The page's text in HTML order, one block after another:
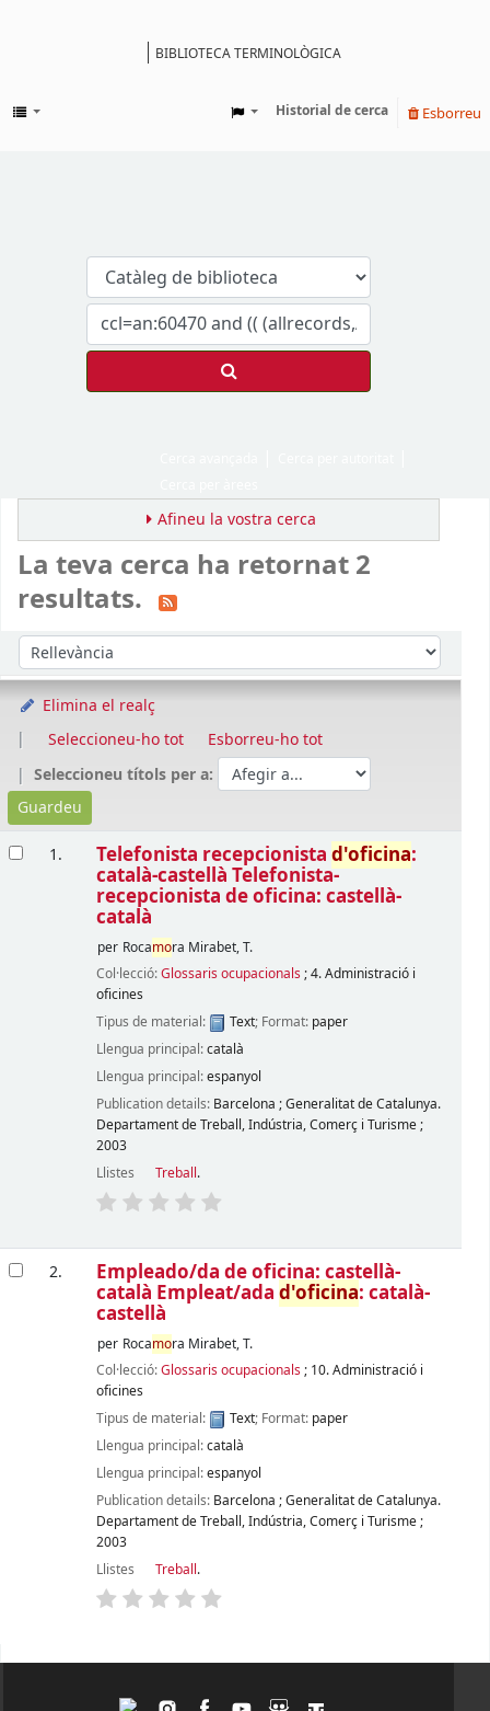
BIBLIOTECA TERMINOLÒGICA
Historial de cerca Esborreu
Afineu la vostra cerca
La teva cerca ha retornat 2
resultats.
Ordeneu per:
Elimina el realç
Seleccioneu-ho tot
Esborreu-ho tot
Seleccioneu títols per a:
1. Telefonista recepcionista d'oficina:
català-castellà Telefonista-
recepcionista de oficina: castellà-
català
per Rocamora Mirabet, T.
Col·lecció:Glossaris ocupacionals; 4. Administració i
oficines
Tipus de material:
Text; Format: paper
Llengua principal:català
Llengua principal:espanyol
Publication details: Barcelona ;Generalitat de Catalunya.
Departament de Treball, Indústria, Comerç i Turisme;
2003
Llistes
Treball.
2. Empleado/da de oficina: castellà-
català Empleat/ada d'oficina: català-
castellà
per Rocamora Mirabet, T.
Col·lecció:Glossaris ocupacionals; 10. Administració i
oficines
Tipus de material:
Text; Format: paper
Llengua principal:català
Llengua principal:espanyol
Publication details: Barcelona ;Generalitat de Catalunya.
Departament de Treball, Indústria, Comerç i Turisme;
2003
Llistes
Treball.